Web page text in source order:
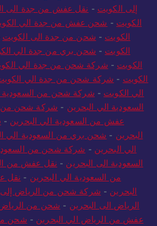
إلى الكويت - نقل عفش من جدة الى
الكويت - شحن عفش من جدة الي
الكويت - شحن من جدة الى الكويت
الكويت - شحن بري من جدة الي
الكويت - شركة شحن من جدة الي
الكويت - شركة شحن من جدة الي
الي الكويت - شركة شحن من السعودية
السعودية الي البحرين - شركة شحن من
عفش من السعودية الي البحرين -
البحرين - شحن بري من السعودية الي
الي البحرين - شركة شحن من
السعودية الى البحرين - نقل عفش من
من السعودية الي البحرين - نقل
البحرين - شركة شحن من الرياض إلى
الرياض الى البحرين - شحن من الرياض
عفش من الرياض الي البحرين - شحن